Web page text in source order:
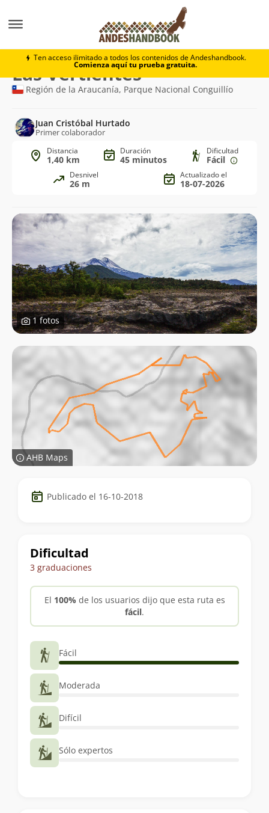
Ten acceso ilimitado a todos los contenidos de Andeshandbook.
Comienza aquí tu prueba gratuita.
Las Vertientes
Ruta
de
trekking
Las Vertientes
Región de la Araucanía, Parque Nacional Conguillío
Juan Cristóbal Hurtado
Primer colaborador
Distancia
1,40 km
Duración
45 minutos
Dificultad
Fácil
Desnivel
26 m
Actualizado el
18-07-2026
1 fotos
AHB Maps
Datos
del Publicado el 16-10-2018
Dificultad
3 graduaciones
El 100% de los usuarios dijo que esta ruta es
fácil.
Fácil
Moderada
Difícil
Sólo expertos